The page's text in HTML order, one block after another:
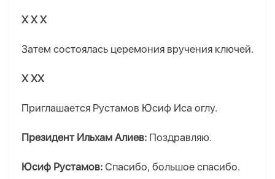
X X X
Затем состоялась церемония вручения ключей.
Х ХХ
Приглашается Рустамов Юсиф Иса оглу.
Президент Ильхам Алиев: Поздравляю.
Юсиф Рустамов: Спасибо, большое спасибо.